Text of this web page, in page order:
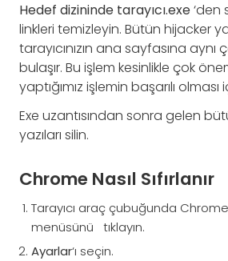
Hedef dizininde tarayıcı.exe‘den
linkleri temizleyin. Bütün hijacker
tarayıcınızın ana sayfasına aynı
bulaşır. Bu işlem kesinlikle çok
yaptığımız işlemin başarılı
Exe uzantısından sonra gelen
yazıları silin.
Chrome Nasıl Sıfırlanır
Tarayıcı araç çubuğunda Chrome
menüsünü tıklayın.
Ayarlar‘ı seçin.